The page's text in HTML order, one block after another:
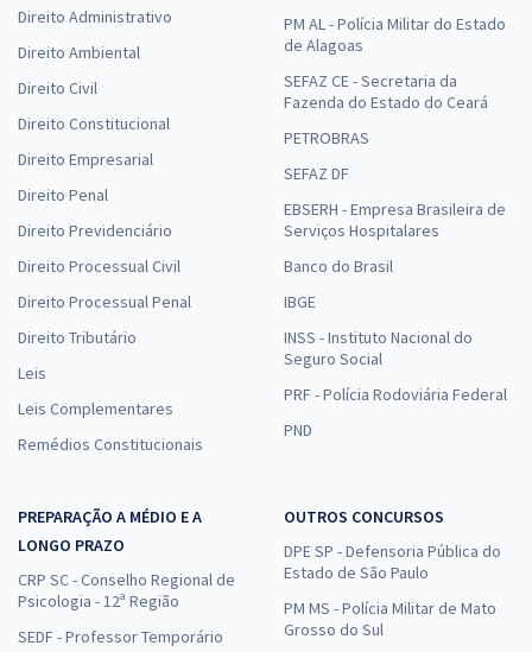
Direito Administrativo
Direito Ambiental
Direito Civil
Direito Constitucional
Direito Empresarial
Direito Penal
Direito Previdenciário
Direito Processual Civil
Direito Processual Penal
Direito Tributário
Leis
Leis Complementares
Remédios Constitucionais
PM AL - Polícia Militar do Estado
de Alagoas
SEFAZ CE - Secretaria da
Fazenda do Estado do Ceará
PETROBRAS
SEFAZ DF
EBSERH - Empresa Brasileira de
Serviços Hospitalares
Banco do Brasil
IBGE
INSS - Instituto Nacional do
Seguro Social
PRF - Polícia Rodoviária Federal
PND
PREPARAÇÃO A MÉDIO E A
LONGO PRAZO
CRP SC - Conselho Regional de
Psicologia - 12ª Região
SEDF - Professor Temporário
OUTROS CONCURSOS
DPE SP - Defensoria Pública do
Estado de São Paulo
PM MS - Polícia Militar de Mato
Grosso do Sul